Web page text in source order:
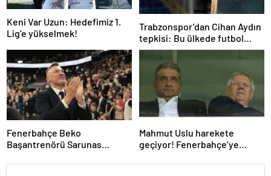
Keni Var Uzun: Hedefimiz 1.
Lig’e yükselmek!
Trabzonspor’dan Cihan Aydın
tepkisi: Bu ülkede futbol
sahada oynanmıyor
Fenerbahçe Beko
Başantrenörü Sarunas
Nunn açıklaması
Mahmut Uslu harekete
geçiyor! Fenerbahçe’ye